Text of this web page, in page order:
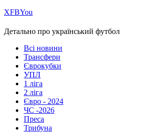
ХFBYou
Детально про український футбол
Всі новини
Трансфери
Єврокубки
УПЛ
1 ліга
2 ліга
Євро - 2024
ЧС -2026
Преса
Трибуна